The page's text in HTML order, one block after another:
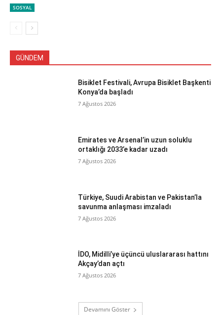
SOSYAL
GÜNDEM
Bisiklet Festivali, Avrupa Bisiklet Başkenti
Konya’da başladı
7 Ağustos 2026
Emirates ve Arsenal’in uzun soluklu
ortaklığı 2033’e kadar uzadı
7 Ağustos 2026
Türkiye, Suudi Arabistan ve Pakistan’la
savunma anlaşması imzaladı
7 Ağustos 2026
İDO, Midilli’ye üçüncü uluslararası hattını
Akçay’dan açtı
7 Ağustos 2026
Devamını Göster